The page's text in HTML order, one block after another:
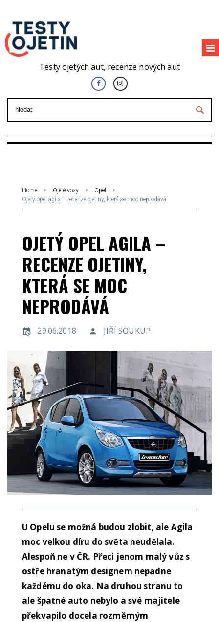
Testy ojetých aut, recenze nových aut
Home Ojeté vozy
Opel
Ojetý opel agila – recenze ojetiny, která se moc neprodává
OJETÝ OPEL AGILA –
RECENZE OJETINY,
KTERÁ SE MOC
NEPRODÁVÁ
29.06.2018 JIŘÍ SOUKUP
U Opelu se možná budou zlobit, ale Agila
moc velkou díru do světa neudělala.
Alespoň ne v ČR. Přeci jenom malý vůz s
ostře hranatým designem nepadne
každému do oka. Na druhou stranu to
ale špatné auto nebylo a své majitele
překvapilo docela rozměrným